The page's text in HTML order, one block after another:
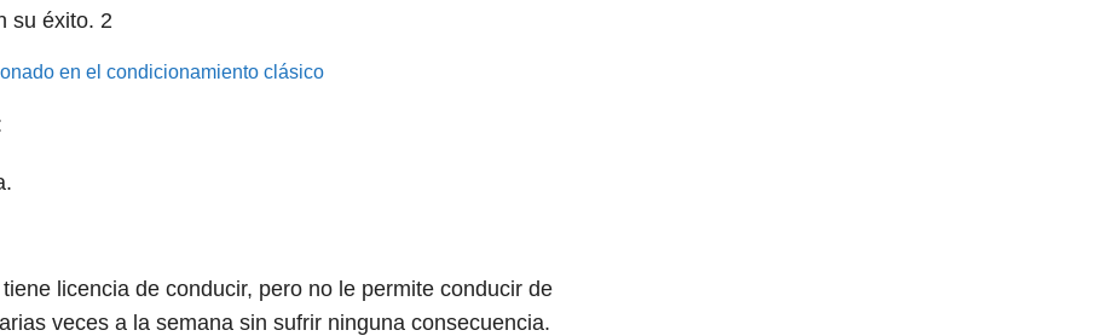
su éxito. 2
en el condicionamiento clásico
licencia de conducir, pero no le permite conducir de
veces a la semana sin sufrir ninguna consecuencia.